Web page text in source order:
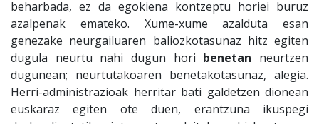
beharbada, ez da egokiena kontzeptu horiei buruz
azalpenak emateko. Xume-xume azalduta esan
genezake neurgailuaren baliozkotasunaz hitz egiten
dugula neurtu nahi dugun hori benetan neurtzen
dugunean; neurtutakoaren benetakotasunaz, alegia.
Herri-administrazioak herritar bati galdetzen dionean
euskaraz egiten ote duen, erantzuna ikuspegi